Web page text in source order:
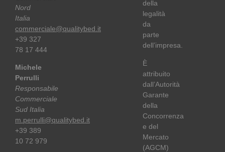
Nord
Italia
commerciale@qualitybed.it
+39 327
78 17 444
Michele
Perrulli
Responsabile
Commerciale
Sud Italia
m.perrulli@qualitybed.it
+39 389
10 72 979
della
legalità
da
parte
dell’impresa.
È
attribuito
dall’Autorità
Garante
della
Concorrenza
e del
Mercato
(AGCM)